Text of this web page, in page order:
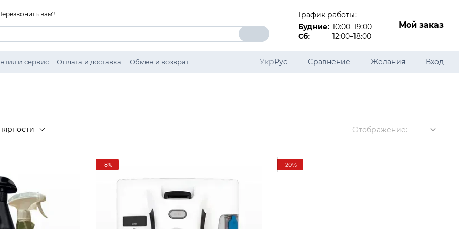
вам? График работы:
Будние: 10:00–19:00
Сб: 12:00–18:00
Мой заказ
и сервис Оплата и доставка
Обмен и возврат
УкрРус Сравнение Желания Вход
Отображение:
−8% −20%